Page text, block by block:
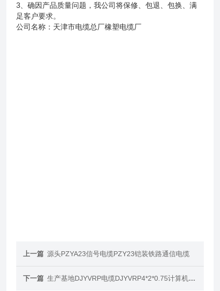
3、确因产品质量问题，我公司将保修、包退、包换、满
足客户要求。
公司名称：天津市电缆总厂橡塑电缆厂
上一篇 源头PZYA23信号电缆PZY23铠装铁路通信电缆
下一篇 生产基地DJYVRP电缆DJYVRP4*2*0.75计算机电缆